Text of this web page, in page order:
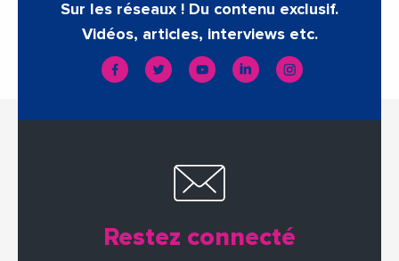
Sur les réseaux ! Du contenu exclusif.
Vidéos, articles, interviews etc.
Restez connecté